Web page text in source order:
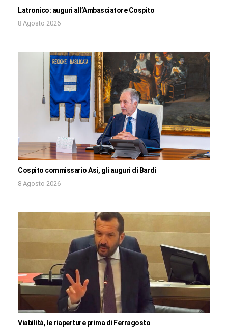
Latronico: auguri all’Ambasciatore Cospito
8 Agosto 2026
Cospito commissario Asi, gli auguri di Bardi
8 Agosto 2026
Viabilità, le riaperture prima di Ferragosto